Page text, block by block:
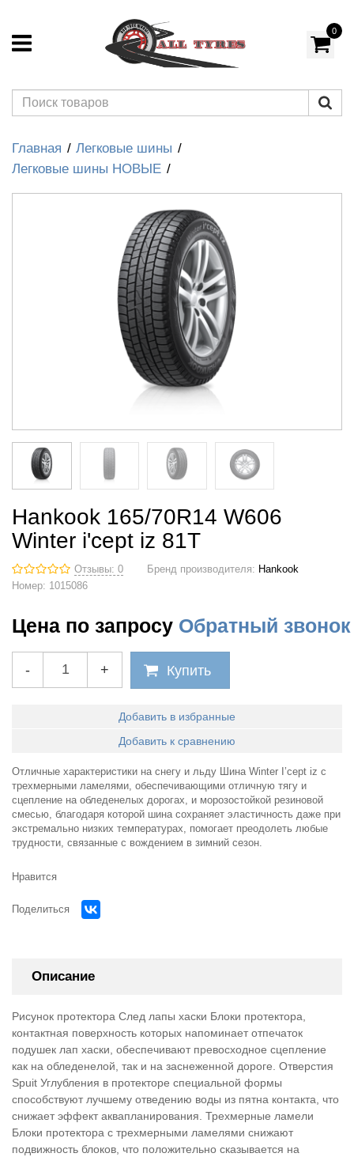
0
Главная
Легковые шины
Легковые шины НОВЫЕ
Hankook 165/70R14 W606
Winter i'cept iz 81T
Отзывы: 0 Бренд производителя: Hankook
Номер: 1015086
Цена по запросу Обратный звонок
- + Купить
Добавить в избранные
Добавить к сравнению
Отличные характеристики на снегу и льду Шина Winter I’cept iz с
трехмерными ламелями, обеспечивающими отличную тягу и
сцепление на обледенелых дорогах, и морозостойкой резиновой
смесью, благодаря которой шина сохраняет эластичность даже при
экстремально низких температурах, помогает преодолеть любые
трудности, связанные с вождением в зимний сезон.
Нравится
Поделиться
Описание
Рисунок протектора След лапы хаски Блоки протектора,
контактная поверхность которых напоминает отпечаток
подушек лап хаски, обеспечивают превосходное сцепление
как на обледенелой, так и на заснеженной дороге. Отверстия
Spuit Углубления в протекторе специальной формы
способствуют лучшему отведению воды из пятна контакта, что
снижает эффект аквапланирования. Трехмерные ламели
Блоки протектора с трехмерными ламелями снижают
подвижность блоков, что положительно сказывается на